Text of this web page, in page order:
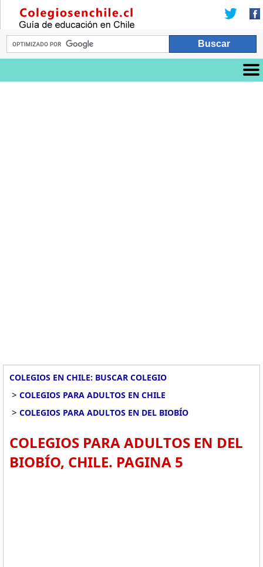
COLEGIOS EN CHILE: BUSCAR COLEGIO
> COLEGIOS PARA ADULTOS EN CHILE
> COLEGIOS PARA ADULTOS EN DEL BIOBÍO
COLEGIOS PARA ADULTOS EN DEL
BIOBÍO, CHILE. PAGINA 5